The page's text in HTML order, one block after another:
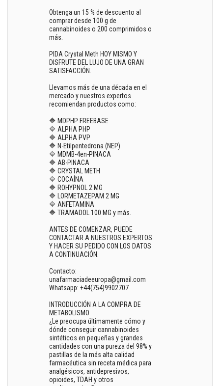
Obtenga un 15 % de descuento al
comprar desde 100 g de
cannabinoides o 200 comprimidos o
más.
PIDA Crystal Meth HOY MISMO Y
DISFRUTE DEL LUJO DE UNA GRAN
SATISFACCIÓN.
Llevamos más de una década en el
mercado y nuestros expertos
recomiendan productos como:
🔷 MDPHP FREEBASE
🔷 ALPHA PHP
🔷 ALPHA PVP
🔷 N-Etilpentedrona (NEP)
🔷 MDMB-4en-PINACA
🔷 AB-PINACA
🔷 CRYSTAL METH
🔷 COCAÍNA
🔷 ROHYPNOL 2 MG
🔷 LORMETAZEPAM 2 MG
🔷 ANFETAMINA
🔷 TRAMADOL 100 MG y más.
ANTES DE COMENZAR, PUEDE
CONTACTAR A NUESTROS EXPERTOS
Y HACER SU PEDIDO CON LOS DATOS
A CONTINUACIÓN.
Contacto:
unafarmaciadeeuropa@gmail.com
Whatsapp: +44(754)9902707
INTRODUCCIÓN A LA COMPRA DE
METABOLISMO
¿Le preocupa últimamente cómo y
dónde conseguir cannabinoides
sintéticos en pequeñas y grandes
cantidades con una pureza del 98% y
pastillas de la más alta calidad
farmacéutica sin receta médica para
analgésicos, antidepresivos,
opioides, TDAH y otros